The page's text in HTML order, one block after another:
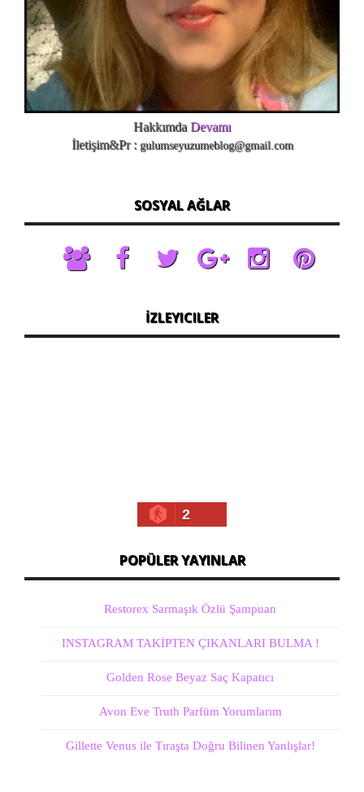
HakkımdaDevamı
İletişim&Pr : gulumseyuzumeblog@gmail.com
SOSYAL AĞLAR
İZLEYICILER
2
POPÜLER YAYINLAR
Restorex Sarmaşık Özlü Şampuan
INSTAGRAM TAKİPTEN ÇIKANLARI BULMA !
Golden Rose Beyaz Saç Kapatıcı
Avon Eve Truth Parfüm Yorumlarım
Gillette Venus ile Tıraşta Doğru Bilinen Yanlışlar!